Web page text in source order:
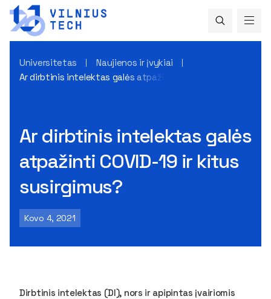
Universitetas
Naujienos ir įvykiai
Ar dirbtinis intelektas galės atpažinti COVID-19 ir kitus
Ar dirbtinis intelektas galės
atpažinti COVID-19 ir kitus
susirgimus?
Kovo 4, 2021
Dirbtinis intelektas (DI), nors ir apipintas įvairiomis